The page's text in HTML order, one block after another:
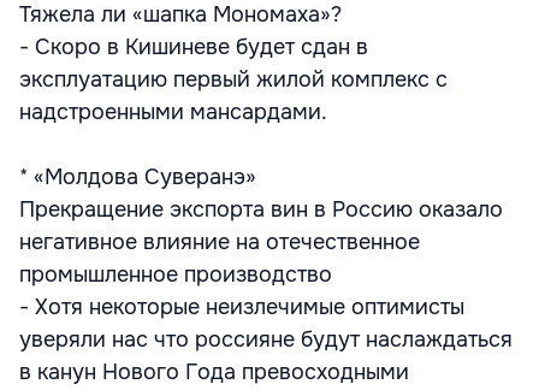
Тяжела ли «шапка Мономаха»?
- Скоро в Кишиневе будет сдан в
эксплуатацию первый жилой комплекс с
надстроенными мансардами.
* «Молдова Суверанэ»
Прекращение экспорта вин в Россию оказало
негативное влияние на отечественное
промышленное производство
- Хотя некоторые неизлечимые оптимисты
уверяли нас что россияне будут наслаждаться
в канун Нового Года превосходными